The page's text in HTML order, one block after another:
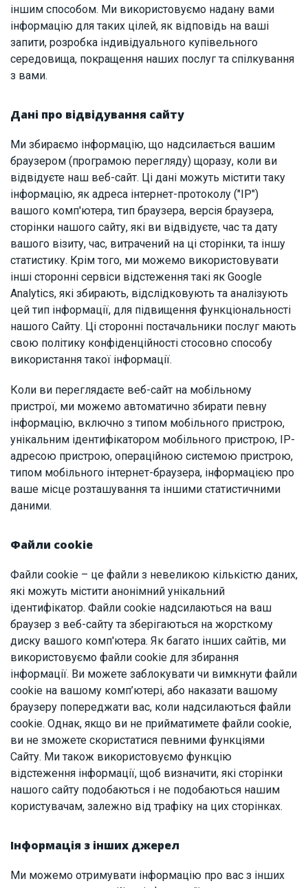
іншим способом. Ми використовуємо надану вами
інформацію для таких цілей, як відповідь на ваші
запити, розробка індивідуального купівельного
середовища, покращення наших послуг та спілкування
з вами.
Дані про відвідування сайту
Ми збираємо інформацію, що надсилається вашим
браузером (програмою перегляду) щоразу, коли ви
відвідуєте наш веб-сайт. Ці дані можуть містити таку
інформацію, як адреса інтернет-протоколу ("IP")
вашого комп'ютера, тип браузера, версія браузера,
сторінки нашого сайту, які ви відвідуєте, час та дату
вашого візиту, час, витрачений на ці сторінки, та іншу
статистику. Крім того, ми можемо використовувати
інші сторонні сервіси відстеження такі як Google
Analytics, які збирають, відслідковують та аналізують
цей тип інформації, для підвищення функціональності
нашого Сайту. Ці сторонні постачальники послуг мають
свою політику конфіденційності стосовно способу
використання такої інформації.
Коли ви переглядаєте веб-сайт на мобільному
пристрої, ми можемо автоматично збирати певну
інформацію, включно з типом мобільного пристрою,
унікальним ідентифікатором мобільного пристрою, IP-
адресою пристрою, операційною системою пристрою,
типом мобільного інтернет-браузера, інформацією про
ваше місце розташування та іншими статистичними
даними.
Файли cookie
Файли cookie – це файли з невеликою кількістю даних,
які можуть містити анонімний унікальний
ідентифікатор. Файли cookie надсилаються на ваш
браузер з веб-сайту та зберігаються на жорсткому
диску вашого комп'ютера. Як багато інших сайтів, ми
використовуємо файли cookie для збирання
інформації. Ви можете заблокувати чи вимкнути файли
cookie на вашому комп’ютері, або наказати вашому
браузеру попереджати вас, коли надсилаються файли
cookie. Однак, якщо ви не прийматимете файли cookie,
ви не зможете скористатися певними функціями
Сайту. Ми також використовуємо функцію
відстеження інформації, щоб визначити, які сторінки
нашого сайту подобаються і не подобаються нашим
користувачам, залежно від трафіку на цих сторінках.
Інформація з інших джерел
Ми можемо отримувати інформацію про вас з інших